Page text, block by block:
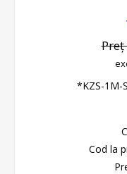
Preț
*KZS-1M-
Cod la